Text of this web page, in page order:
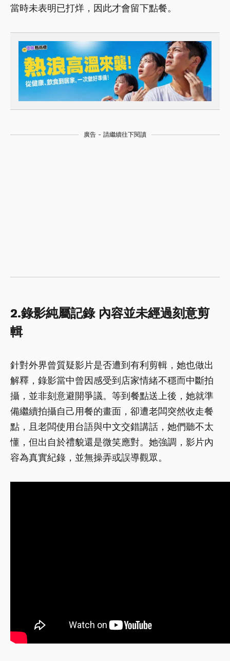
當時未表明已打烊，因此才會留下點餐。
廣告 - 請繼續往下閱讀
2.錄影純屬記錄 內容並未經過刻意剪
輯
針對外界曾質疑影片是否遭到有利剪輯，她也做出
解釋，錄影當中曾因感受到店家情緒不穩而中斷拍
攝，並非刻意避開爭議。等到餐點送上後，她就準
備繼續拍攝自己用餐的畫面，卻遭老闆突然收走餐
點，且老闆使用台語與中文交錯講話，她們聽不太
懂，但出自於禮貌還是微笑應對。她強調，影片內
容為真實紀錄，並無操弄或誤導觀眾。